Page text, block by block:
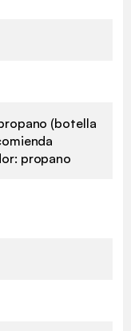
(botella
propano